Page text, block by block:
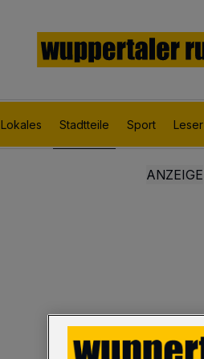
Lokales Stadtteile Sport Leser